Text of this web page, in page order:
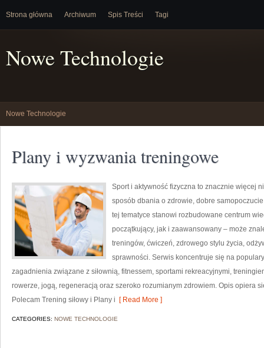
Strona główna Archiwum Spis Treści Tagi
Nowe Technologie
Nowe Technologie
Plany i wyzwania treningowe
Sport i aktywność fizyczna to znacznie więcej
sposób dbania o zdrowie, dobre
tej tematyce stanowi rozbudowane centrum
początkujący, jak i zaawansowany – może
treningów, ćwiczeń, zdrowego stylu życia,
sprawności. Serwis koncentruje się na
zagadnienia związane z siłownią, fitnessem, sportami rekreacyjnymi,
rowerze, jogą, regeneracją oraz szeroko rozumianym zdrowiem. Opis opiera
Polecam Trening siłowy i Plany i [ Read More ]
CATEGORIES: NOWE TECHNOLOGIE